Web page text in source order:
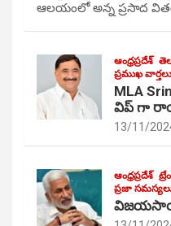
ఆలయంలో అన్న ప్రసాద
ఆంధ్రప్రదేశ్
ప్రముఖ వార్తలు
MLA
విప్ గా
13/11/
ఆంధ్రప్రదేశ్
ప్రజా